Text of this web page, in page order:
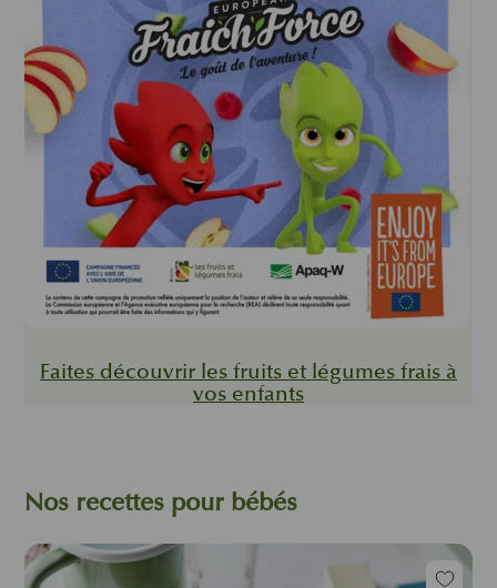
Faites découvrir les fruits et légumes frais à
vos enfants
Nos recettes pour bébés